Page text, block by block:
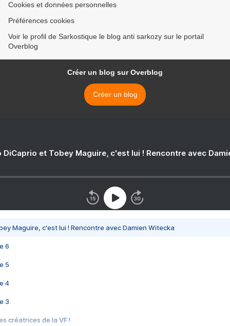
Cookies et données personnelles
Préférences cookies
Voir le profil de Sarkostique le blog anti sarkozy sur le portail
Overblog
Créer un blog sur Overblog
Créer un blog
DiCaprio et Tobey Maguire, c'est lui ! Rencontre avec
Maguire, c'est lui ! Rencontre avec Damien Witecka
6
5
4
3
créatrices de la VF !